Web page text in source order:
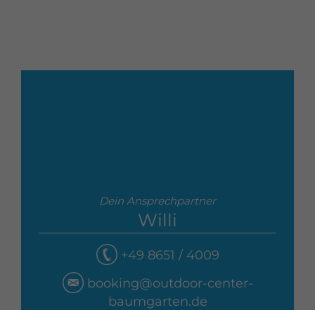
Dein Ansprechpartner
Willi
+49 8651 / 4009
booking@outdoor-center-
baumgarten.de